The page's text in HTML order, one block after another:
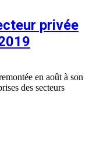
privée
en août à son
des secteurs